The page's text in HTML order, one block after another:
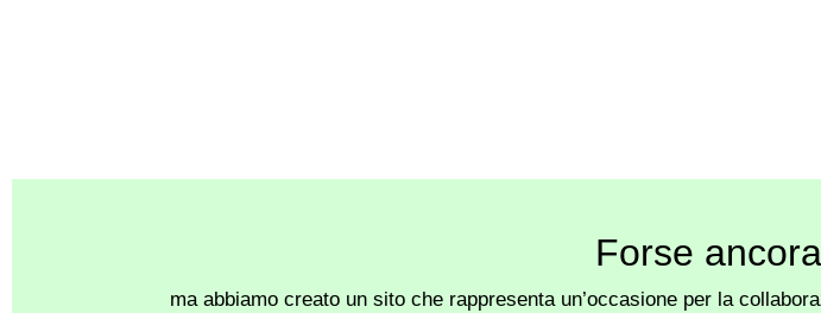
Forse
ma abbiamo creato un sito che rappresenta un’occasione per la